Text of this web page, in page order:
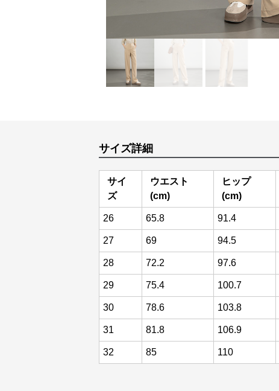
サイズ詳細
サイ
ズ
ウエスト
(cm)
ヒップ
(cm)
26 65.8 91.4
27 69 94.5
28 72.2 97.6
29 75.4 100.7
30 78.6 103.8
31 81.8 106.9
32 85 110